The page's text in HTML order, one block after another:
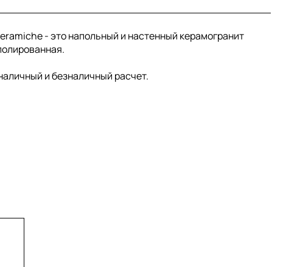
- это напольный и настенный керамогранит
и безналичный расчет.